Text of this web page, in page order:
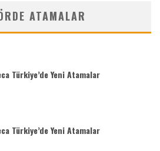
ATAMALAR
Türkiye’de Yeni Atamalar
Türkiye’de Yeni Atamalar